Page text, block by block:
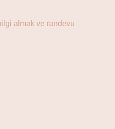
almak ve randevu